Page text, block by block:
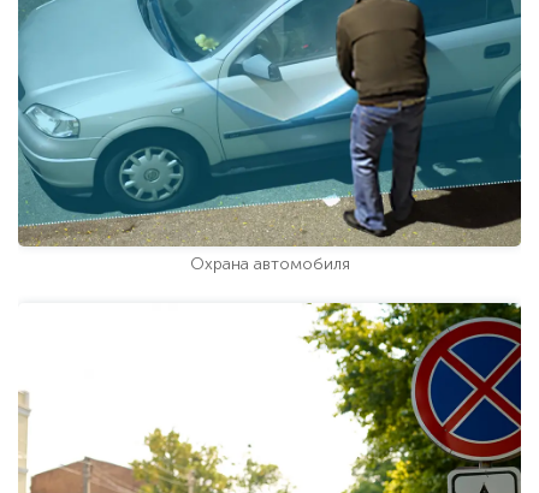
Охрана автомобиля